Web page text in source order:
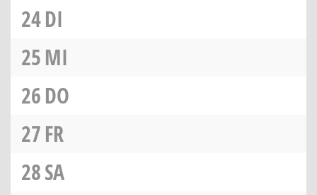
24DI
25MI
26DO
27FR
28SA